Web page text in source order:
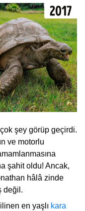
şey görüp geçirdi.
ve motorlu
şahit oldu! Ancak,
hâlâ zinde
değil.
en yaşlı kara